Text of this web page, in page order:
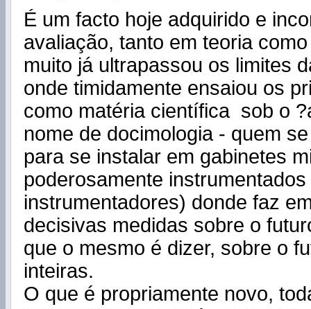
É um facto hoje adquirido e
avaliação, tanto em teoria
muito já ultrapassou os limites
onde timidamente ensaiou os
como matéria científica sob o
nome de docimologia - quem
para se instalar em gabinetes
poderosamente instrumentados
instrumentadores) donde faz
decisivas medidas sobre o
que o mesmo é dizer, sobre o
inteiras.
O que é propriamente novo,